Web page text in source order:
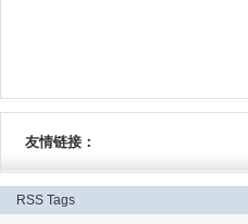
友情链接：
RSS Tags